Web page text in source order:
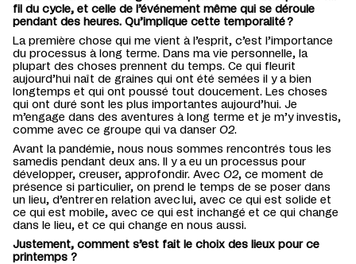
fil du cycle, et celle de l’événement même qui se déroule
pendant des heures. Qu’implique cette temporalité ?
La première chose qui me vient à l’esprit, c’est l’importance
du processus à long terme. Dans ma vie personnelle, la
plupart des choses prennent du temps. Ce qui fleurit
aujourd’hui naît de graines qui ont été semées il y a bien
longtemps et qui ont poussé tout doucement. Les choses
qui ont duré sont les plus importantes aujourd’hui. Je
m’engage dans des aventures à long terme et je m’y investis,
comme avec ce groupe qui va danser O2.
Avant la pandémie, nous nous sommes rencontrés tous les
samedis pendant deux ans. Il
y a eu un processus pour
développer, creuser, approfondir. Avec O2, ce moment de
présence si particulier, on prend le temps de se poser dans
un lieu, d’entreren relation avec lui, avec ce qui est solide et
ce qui est mobile, avec ce qui est inchangé et ce qui change
dans le lieu, et ce qui change en nous aussi.
Justement, comment s’est fait le choix des lieux pour ce
printemps ?